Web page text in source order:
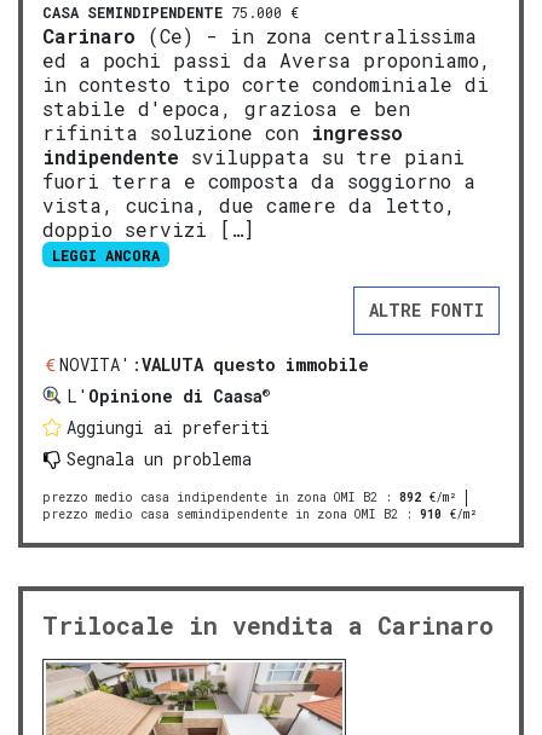
CASA SEMINDIPENDENTE 75.000 €
Carinaro (Ce) - in zona centralissima
ed a pochi passi da Aversa proponiamo,
in contesto tipo corte condominiale di
stabile d'epoca, graziosa e ben
rifinita soluzione con ingresso
indipendente sviluppata su tre piani
fuori terra e composta da soggiorno a
vista, cucina, due camere da letto,
doppio servizi […]
LEGGI ANCORA
ALTRE FONTI
NOVITA':VALUTA questo immobile
L' Opinione di Caasa®
Aggiungi ai preferiti
Segnala un problema
prezzo medio casa indipendente in zona OMI B2 : 892 €/m²
prezzo medio casa semindipendente in zona OMI B2 : 910 €/m²
Trilocale in vendita a Carinaro